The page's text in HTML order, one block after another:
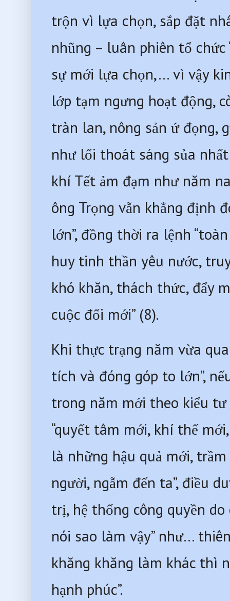
trộn vì lựa chọn, sắp đặt
nhũng – luân phiên tổ
sự mới lựa chọn,… vì vậy
lớp tạm ngưng hoạt động,
tràn lan, nông sản ứ đọng,
như lối thoát sáng sủa
khí Tết ảm đạm như năm
ông Trọng vẫn khẳng định
lớn”, đồng thời ra lệnh
huy tinh thần yêu nước,
khó khăn, thách thức, đẩy
cuộc đổi mới” (8).
Khi thực trạng năm vừa
tích và đóng góp to lớn”,
trong năm mới theo kiểu tư
“quyết tâm mới, khí thế
là những hậu quả mới,
người, ngẫm đến ta”, điều
trị, hệ thống công quyền do
nói sao làm vậy” như…
khăng khăng làm khác thì
hạnh phúc”.